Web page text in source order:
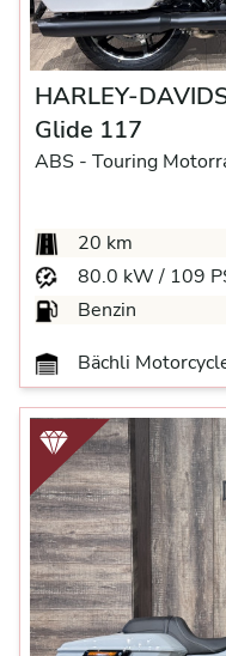
HARLEY-
Glide 117
ABS - Touring
20 km
80.0 kW / 109
Benzin
Bächli